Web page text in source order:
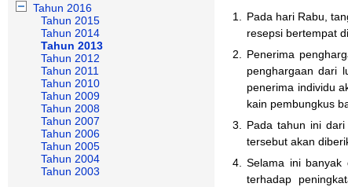
Tahun 2016
Tahun 2015
Tahun 2014
Tahun 2013
Tahun 2012
Tahun 2011
Tahun 2010
Tahun 2009
Tahun 2008
Tahun 2007
Tahun 2006
Tahun 2005
Tahun 2004
Tahun 2003
1. Pada hari Rabu,
resepsi bertempat di
2. Penerima
penghargaan dari
penerima individu
kain pembungkus
3. Pada tahun ini
tersebut akan
4. Selama ini banyak
terhadap